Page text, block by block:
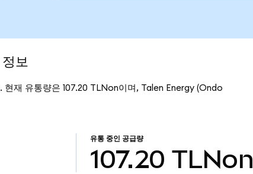
보
재 유통량은 107.20 TLNon이며, Talen Energy (Ondo
유통 중인 공급량
107.20 TLNon